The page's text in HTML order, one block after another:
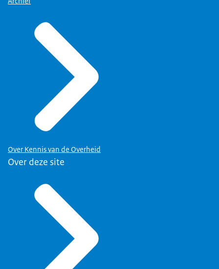
Over Kennis van de Overheid
Over deze site